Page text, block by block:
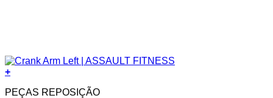
+
PEÇAS REPOSIÇÃO